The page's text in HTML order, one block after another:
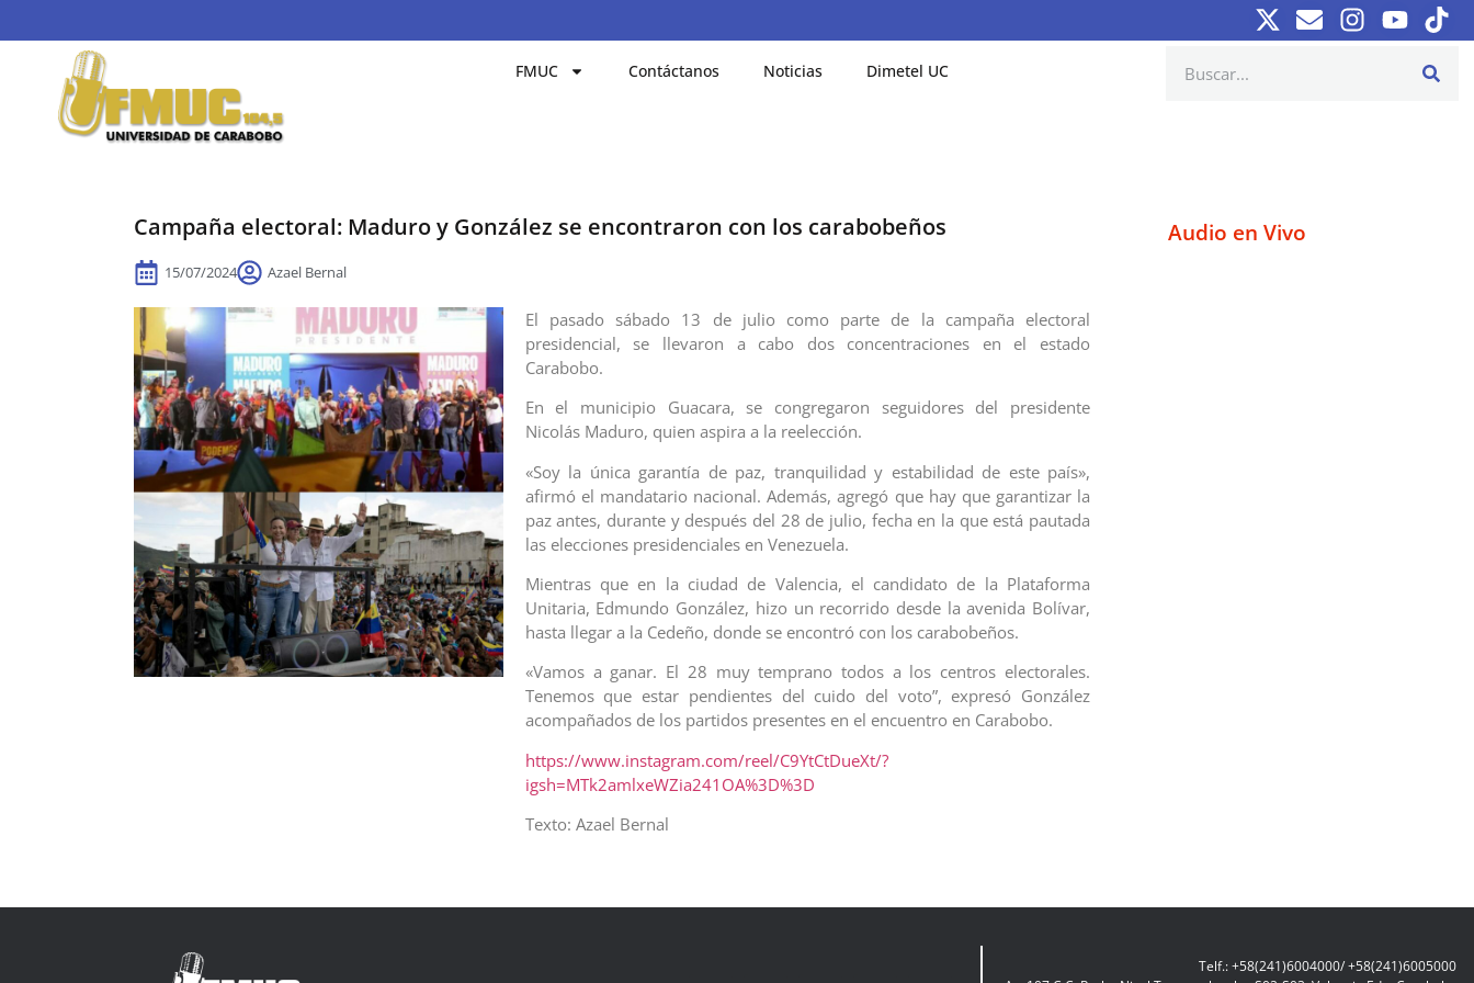
FMUC Contáctanos Noticias Dimetel UC
Campaña electoral: Maduro y González se encontraron con los carabobeños
15/07/2024 Azael Bernal
El pasado sábado 13 de julio como parte de la campaña electoral
presidencial, se llevaron a cabo dos concentraciones en el estado
Carabobo.
En el municipio Guacara, se congregaron seguidores del presidente
Nicolás Maduro, quien aspira a la reelección.
«Soy la única garantía de paz, tranquilidad y estabilidad de este país»,
afirmó el mandatario nacional. Además, agregó que hay que garantizar la
paz antes, durante y después del 28 de julio, fecha en la que está pautada
las elecciones presidenciales en Venezuela.
Mientras que en la ciudad de Valencia, el candidato de la Plataforma
Unitaria, Edmundo González, hizo un recorrido desde la avenida Bolívar,
hasta llegar a la Cedeño, donde se encontró con los carabobeños.
«Vamos a ganar. El 28 muy temprano todos a los centros electorales.
Tenemos que estar pendientes del cuido del voto”, expresó González
acompañados de los partidos presentes en el encuentro en Carabobo.
https://www.instagram.com/reel/C9YtCtDueXt/?
igsh=MTk2amlxeWZia241OA%3D%3D
Texto: Azael Bernal
Audio en Vivo
Telf.: +58(241)6004000/ +58(241)6005000